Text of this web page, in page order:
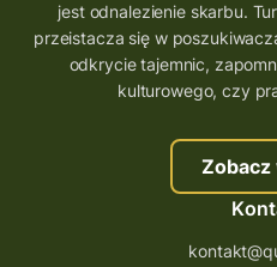
jest odnalezienie skarbu.
przeistacza się w
odkrycie tajemnic,
kulturowego, czy
Zobacz